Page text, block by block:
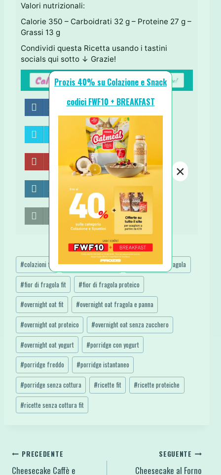
Valori nutrizionali:
Calorie 350 – Carboidrati 32 g – Proteine 27 g –
Grassi 13 g
Condividi questa Ricetta usando i tastini
socials qui sotto ↓ Grazie!
Share on Facebook
Share on Twitter
Share on Pinterest
Share on LinkedIn
Send email
Tag
articolo:
#colazioni fit #colazioni proteiche #coppa fiori di fragola
#fior di fragola fit #fior di fragola proteico
#overnight oat fit #overnight oat fragola e panna
#overnight oat proteico #overnight oat senza zucchero
#overnight oat yogurt #porridge con yogurt
#porridge freddo #porridge istantaneo
#porridge senza cottura #ricette fit #ricette proteiche
#ricette senza cottura fit
Navigazione
PRECEDENTE
Cheesecake Caffè e
SEGUENTE
Cheesecake al Forno
Prozis 40% su Colazione e Snack
codici FWF10 + BREAKFAST
×